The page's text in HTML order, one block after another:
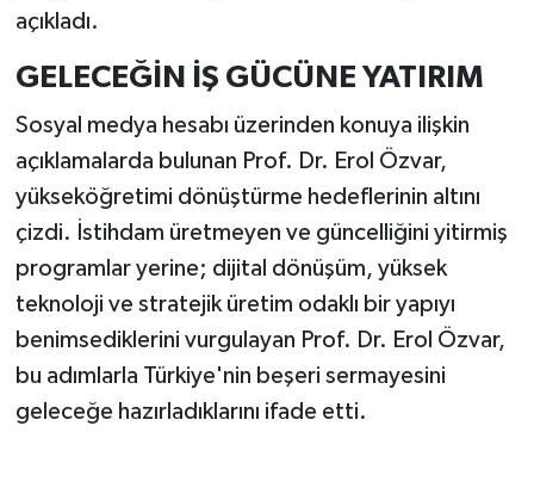
açıkladı.
GELECEĞİN İŞ GÜCÜNE YATIRIM
Sosyal medya hesabı üzerinden konuya ilişkin
açıklamalarda bulunan Prof. Dr. Erol Özvar,
yükseköğretimi dönüştürme hedeflerinin altını
çizdi. İstihdam üretmeyen ve güncelliğini yitirmiş
programlar yerine; dijital dönüşüm, yüksek
teknoloji ve stratejik üretim odaklı bir yapıyı
benimsediklerini vurgulayan Prof. Dr. Erol Özvar,
bu adımlarla Türkiye'nin beşeri sermayesini
geleceğe hazırladıklarını ifade etti.